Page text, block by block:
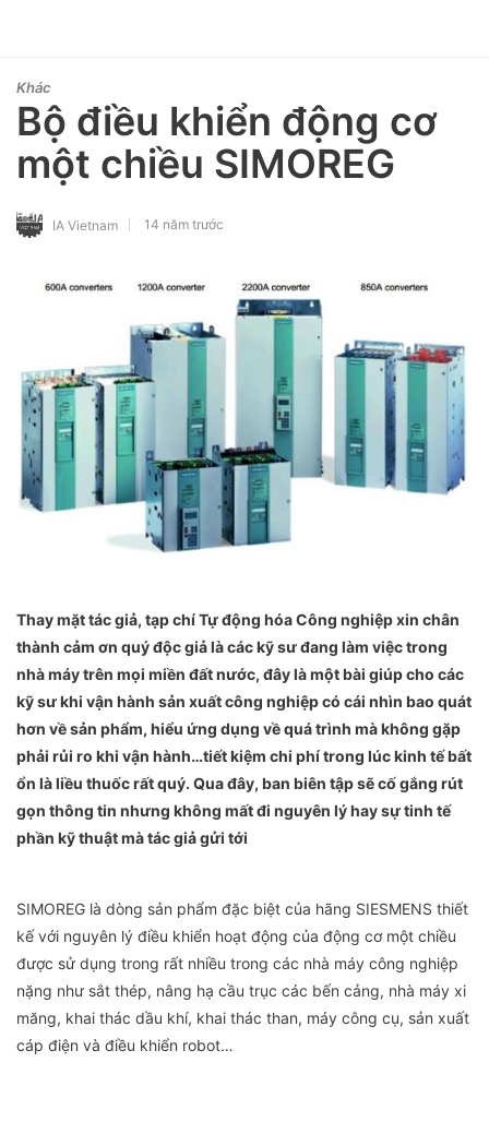
Khác
Bộ điều khiển động cơ
một chiều SIMOREG
IA Vietnam 14 năm trước
Thay mặt tác giả, tạp chí Tự động hóa Công nghiệp xin chân
thành cảm ơn quý độc giả là các kỹ sư đang làm việc trong
nhà máy trên mọi miền đất nước, đây là một bài giúp cho các
kỹ sư khi vận hành sản xuất công nghiệp có cái nhìn bao quát
hơn về sản phẩm, hiểu ứng dụng về quá trình mà không gặp
phải rủi ro khi vận hành…tiết kiệm chi phí trong lúc kinh tế bất
ổn là liều thuốc rất quý. Qua đây, ban biên tập sẽ cố gắng rút
gọn thông tin nhưng không mất đi nguyên lý hay sự tinh tế
phần kỹ thuật mà tác giả gửi tới
SIMOREG là dòng sản phẩm đặc biệt của hãng SIESMENS thiết
kế với nguyên lý điều khiển hoạt động của động cơ một chiều
được sử dụng trong rất nhiều trong các nhà máy công nghiệp
nặng như sắt thép, nâng hạ cầu trục các bến cảng, nhà máy xi
măng, khai thác dầu khí, khai thác than, máy công cụ, sản xuất
cáp điện và điều khiển robot…